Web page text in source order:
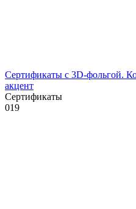
Сертификаты с 3D-фольгой.
акцент
Сертификаты
019